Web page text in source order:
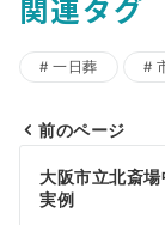
関連タグ
一日葬
投
稿
前のページ
大阪市立北斎
実例